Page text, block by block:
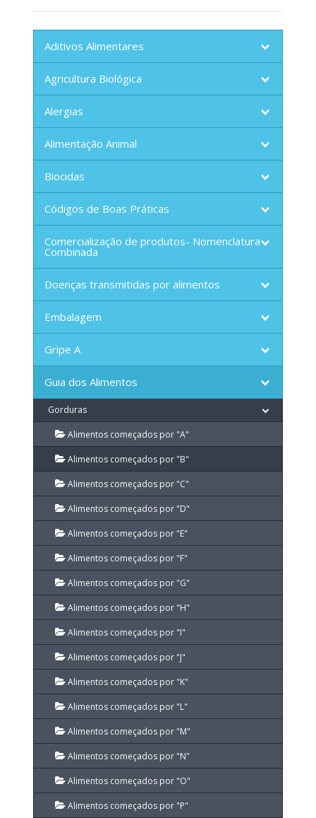
Aditivos Alimentares
Agricultura Biológica
Alergias
Alimentação Animal
Biocidas
Códigos de Boas Práticas
Comercialização de produtos- Nomenclatura
Combinada
Doenças transmitidas por alimentos
Embalagem
Gripe A
Guia dos Alimentos
Gorduras
Alimentos começados por "A"
Alimentos começados por "B"
Alimentos começados por "C"
Alimentos começados por "D"
Alimentos começados por "E"
Alimentos começados por "F"
Alimentos começados por "G"
Alimentos começados por "H"
Alimentos começados por "I"
Alimentos começados por "J"
Alimentos começados por "K"
Alimentos começados por "L"
Alimentos começados por "M"
Alimentos começados por "N"
Alimentos começados por "O"
Alimentos começados por "P"